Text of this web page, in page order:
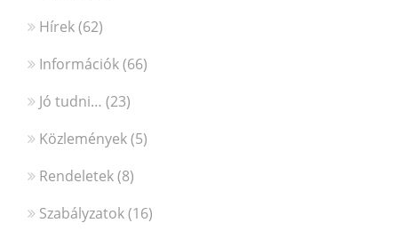
Hírek(62)
Információk(66)
Jó tudni… (23)
Közlemények(5)
Rendeletek(8)
Szabályzatok(16)